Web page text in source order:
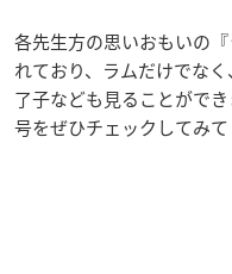
各先生方の思いおもいの
れており、ラムだけでな
了子なども見ることがで
号をぜひチェックしてみて